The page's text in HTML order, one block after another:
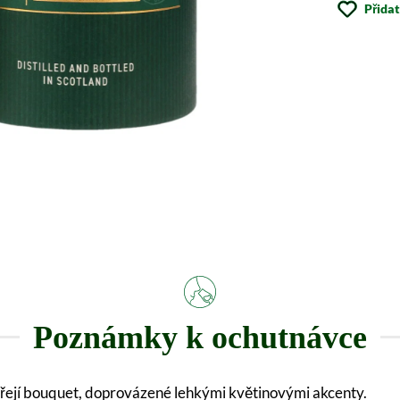
Poznámky k ochutnávce
bouquet, doprovázené lehkými květinovými akcenty.